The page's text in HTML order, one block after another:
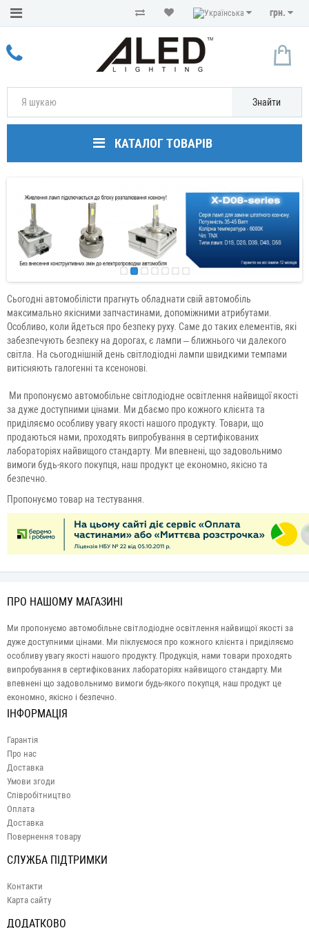
грн.
Знайти
КАТАЛОГ ТОВАРІВ
Сьогодні автомобілісти прагнуть обладнати свій автомобіль
максимально якісними запчастинами, допоміжними атрибутами.
Особливо, коли йдеться про безпеку руху. Саме до таких елементів, які
забезпечують безпеку на дорогах, є лампи – ближнього чи далекого
світла. На сьогоднішній день світлодіодні лампи швидкими темпами
витісняють галогенні та ксенонові.
Ми пропонуємо автомобільне світлодіодне освітлення найвищої якості
за дуже доступними цінами. Ми дбаємо про кожного клієнта та
приділяємо особливу увагу якості нашого продукту. Товари, що
продаються нами, проходять випробування в сертифікованих
лабораторіях найвищого стандарту. Ми впевнені, що задовольнимо
вимоги будь-якого покупця, наш продукт це економно, якісно та
безпечно.
Пропонуємо товар на тестування.
ПРО НАШОМУ МАГАЗИНІ
Ми пропонуємо автомобільне світлодіодне освітлення найвищої якості за
дуже доступними цінами. Ми піклуємося про кожного клієнта і приділяємо
особливу увагу якості нашого продукту. Продукція, нами товари проходять
випробування в сертифікованих лабораторіях найвищого стандарту. Ми
впевнені що задовольнимо вимоги будь-якого покупця, наш продукт це
економно, якісно і безпечно.
ІНФОРМАЦІЯ
Гарантія
Про нас
Доставка
Умови згоди
Співробітництво
Оплата
Доставка
Повернення товару
СЛУЖБА ПІДТРИМКИ
Контакти
Карта сайту
ДОДАТКОВО